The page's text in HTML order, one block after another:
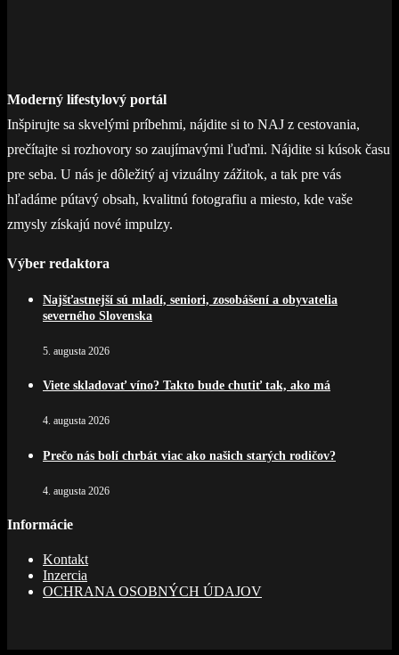
Moderný lifestylový portál
Inšpirujte sa skvelými príbehmi, nájdite si to NAJ z cestovania,
prečítajte si rozhovory so zaujímavými ľuďmi. Nájdite si kúsok času
pre seba. U nás je dôležitý aj vizuálny zážitok, a tak pre vás
hľadáme pútavý obsah, kvalitnú fotografiu a miesto, kde vaše
zmysly získajú nové impulzy.
Výber redaktora
Najšťastnejší sú mladí, seniori, zosobášení a obyvatelia
severného Slovenska
5. augusta 2026
Viete skladovať víno? Takto bude chutiť tak, ako má
4. augusta 2026
Prečo nás bolí chrbát viac ako našich starých rodičov?
4. augusta 2026
Informácie
Kontakt
Inzercia
OCHRANA OSOBNÝCH ÚDAJOV